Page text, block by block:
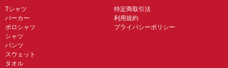
Tシャツ
パーカー
ポロシャツ
シャツ
パンツ
スウェット
タオル
特定商取引法
利用規約
プライバシーポリシー